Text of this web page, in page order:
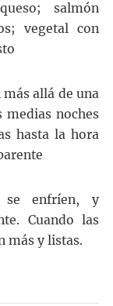
salmón
vegetal con
más allá de una
medias noches
hasta la hora
se enfríen, y
Cuando las
más y listas.